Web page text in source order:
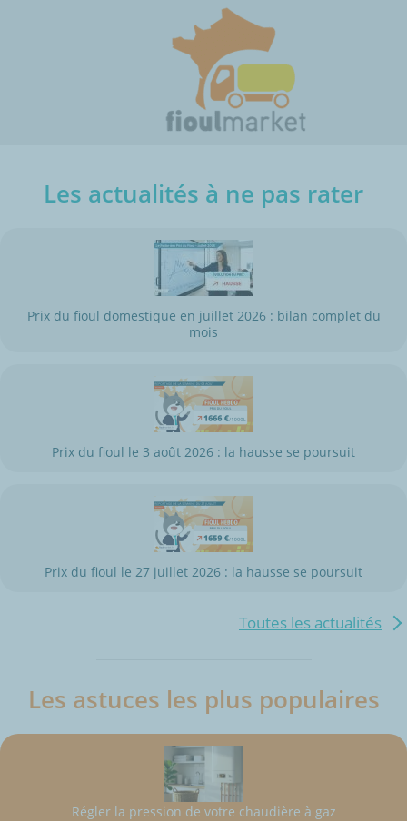
Les actualités à ne pas rater
Prix du fioul domestique en juillet 2026 : bilan complet du
mois
Prix du fioul le 3 août 2026 : la hausse se poursuit
Prix du fioul le 27 juillet 2026 : la hausse se poursuit
Toutes les actualités
Les astuces les plus populaires
Régler la pression de votre chaudière à gaz